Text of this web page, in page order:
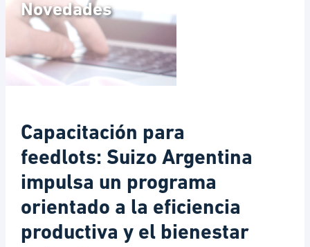
Novedades
Capacitación para
feedlots: Suizo Argentina
impulsa un programa
orientado a la eficiencia
productiva y el bienestar